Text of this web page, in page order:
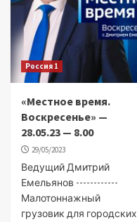
Россия 1
«Местное время.
Воскресенье» —
28.05.23 — 8.00
29/05/2023
Ведущий Дмитрий
Емельянов ------------
Малотоннажный
грузовик для городских